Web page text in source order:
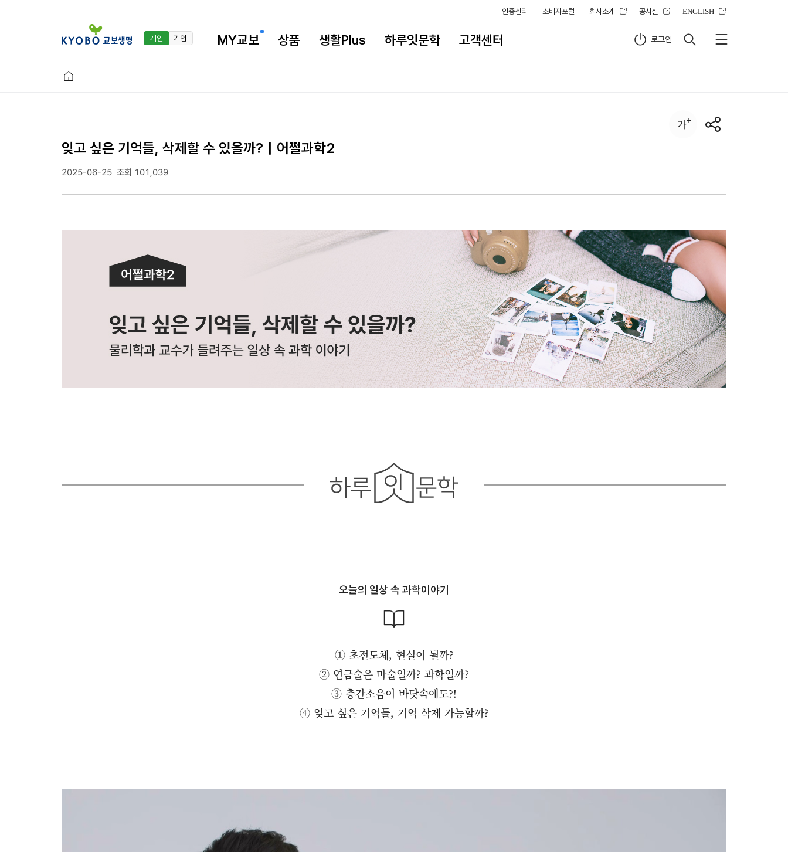
인증센터 소비자포털 회사소개 공시실 ENGLISH
개인 기업 MY교보 상품 생활Plus 하루잇문학 고객센터 로그인
잊고 싶은 기억들, 삭제할 수 있을까?｜어쩔과학2
2025-06-25 조회 101,039
오늘의 일상 속 과학이야기
① 초전도체, 현실이 될까?
② 연금술은 마술일까? 과학일까?
③ 층간소음이 바닷속에도?!
④ 잊고 싶은 기억들, 기억 삭제 가능할까?